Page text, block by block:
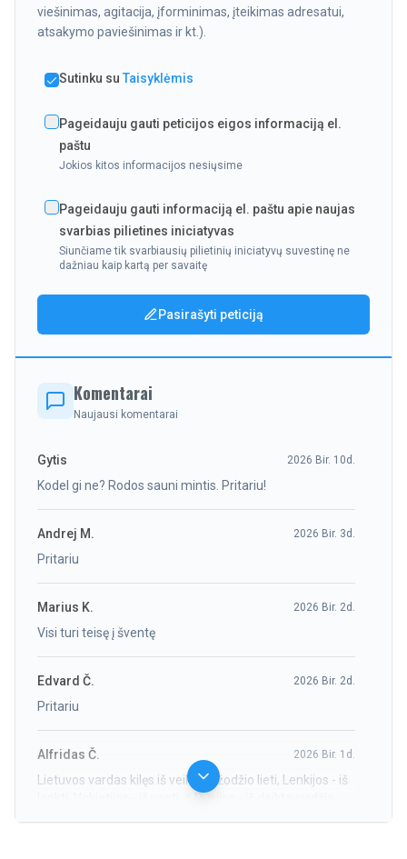
viešinimas, agitacija, įforminimas, įteikimas adresatui,
atsakymo paviešinimas ir kt.).
Sutinku su Taisyklėmis
Pageidauju gauti peticijos eigos informaciją el.
paštu
Jokios kitos informacijos nesiųsime
Pageidauju gauti informaciją el. paštu apie naujas
svarbias pilietines iniciatyvas
Siunčiame tik svarbiausių pilietinių iniciatyvų suvestinę ne
dažniau kaip kartą per savaitę
Pasirašyti peticiją
Komentarai
Naujausi komentarai
Gytis 2026 Bir. 10d.
Kodel gi ne? Rodos sauni mintis. Pritariu!
Andrej M. 2026 Bir. 3d.
Pritariu
Marius K. 2026 Bir. 2d.
Visi turi teisę į šventę
Edvard Č. 2026 Bir. 2d.
Pritariu
Alfridas Č. 2026 Bir. 1d.
Lietuvos vardas kilęs iš veiksmažodžio lieti, Lenkijos - iš
lenkti, Vokietijos - iš vogti, o Rusijos - iš daiktavardžio